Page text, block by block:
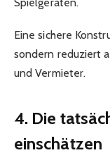
Eine sichere
sondern reduziert
und Vermieter.
4. Die
einschätzen